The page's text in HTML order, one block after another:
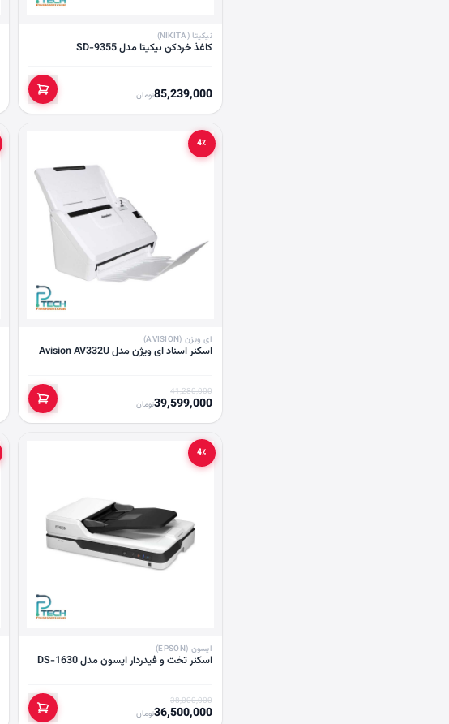
نیکیتا (NIKITA)
کاغذ خردکن نیکیتا مدل SD-9355
85,239,000تومان
4٪
ای ویژن (AVISION)
اسکنر اسناد ای ویژن مدل Avision AV332U
41,280,000
39,599,000تومان
4٪
اپسون (EPSON)
اسکنر تخت و فیدردار اپسون مدل DS-1630
38,000,000
36,500,000تومان